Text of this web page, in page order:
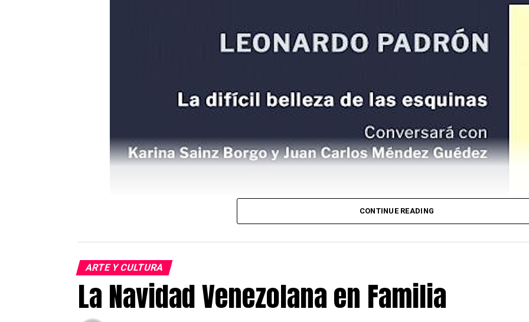
Cartel del evento que se realizará en el Instituto Cervantes
El próximo 2 de diciembre a las 19 y 30, Leonardo Padrón presentará en la sede
central del Instituto Cervantes su nuevo libro:
La difícil belleza de las esquinas
CONTINUE READING
ARTE Y CULTURA
La Navidad Venezolana en Familia